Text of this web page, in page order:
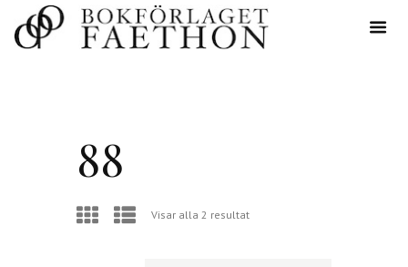
88
Visar alla 2 resultat